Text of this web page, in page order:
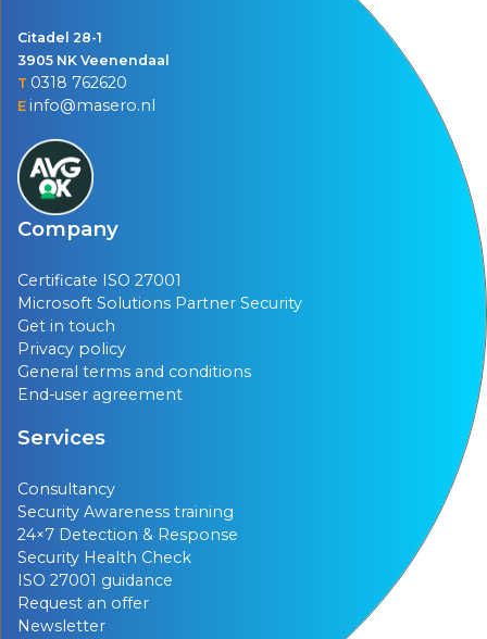
Citadel 28-1
3905 NK Veenendaal
T 0318 762620
E info@masero.nl
Company
Certificate ISO 27001
Microsoft Solutions Partner Security
Get in touch
Privacy policy
General terms and conditions
End-user agreement
Services
Consultancy
Security Awareness training
24×7 Detection & Response
Security Health Check
ISO 27001 guidance
Request an offer
Newsletter